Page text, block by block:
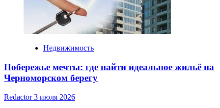
Недвижимость
Побережье мечты: где найти идеальное жильё на
Черноморском берегу
Redactor3 июля 2026